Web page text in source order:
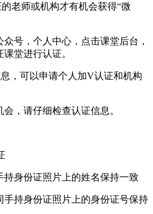
老师或机构才有机会获得“微
号，个人中心，点击课堂后台，
堂进行认证。
，可以申请个人加V认证和机构
，请仔细检查认证信息。
持身份证照片上的姓名保持一致
手持身份证照片上的身份证号保持